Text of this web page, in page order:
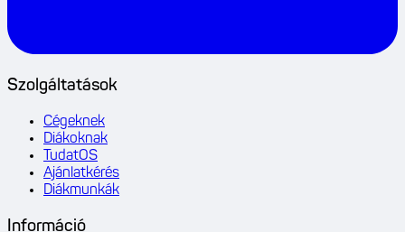
Szolgáltatások
Cégeknek
Diákoknak
TudatOS
Ajánlatkérés
Diákmunkák
Információ